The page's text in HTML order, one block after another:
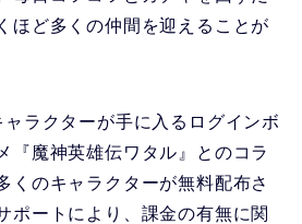
ほど多くの仲間を迎えることが
ラクターが手に入るログインボ
『魔神英雄伝ワタル』とのコラ
くのキャラクターが無料配布さ
ポートにより、課金の有無に関